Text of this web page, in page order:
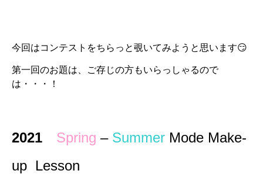
今回はコンテストをちらっと覗いてみようと思います😏
第一回のお題は、ご存じの方もいらっしゃるので
は・・・！
2021 Spring – Summer Mode Make-
up Lesson